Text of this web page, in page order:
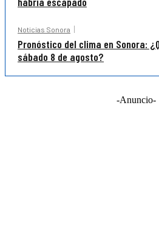
Noticias Sonora
Pronóstico del clima en Sonora:
sábado 8 de agosto?
-Anuncio-